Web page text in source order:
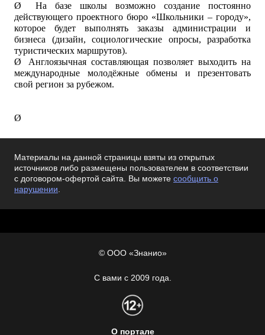
Ø
На базе школы возможно создание постоянно
действующего проектного бюро «Школьники – городу»,
которое будет выполнять заказы администрации и
бизнеса (дизайн, социологические опросы, разработка
туристических маршрутов).
Ø
Англоязычная составляющая позволяет выходить на
международные молодёжные обмены и презентовать
свой регион за рубежом.
Ø
Материалы на данной страницы взяты из открытых
источников либо размещены пользователем в соответствии
с договором-офертой сайта. Вы можете сообщить о
нарушении.
© ООО «Знанио»
С вами с 2009 года.
О портале